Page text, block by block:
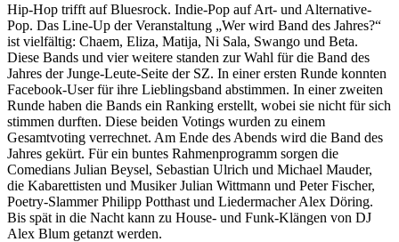
Hip-Hop trifft auf Bluesrock. Indie-Pop auf Art- und Alternative-
Pop. Das Line-Up der Veranstaltung „Wer wird Band des Jahres?“
ist vielfältig: Chaem, Eliza, Matija, Ni Sala, Swango und Beta.
Diese Bands und vier weitere standen zur Wahl für die Band des
Jahres der Junge-Leute-Seite der SZ. In einer ersten Runde konnten
Facebook-User für ihre Lieblingsband abstimmen. In einer zweiten
Runde haben die Bands ein Ranking erstellt, wobei sie nicht für sich
stimmen durften. Diese beiden Votings wurden zu einem
Gesamtvoting verrechnet. Am Ende des Abends wird die Band des
Jahres gekürt. Für ein buntes Rahmenprogramm sorgen die
Comedians Julian Beysel, Sebastian Ulrich und Michael Mauder,
die Kabarettisten und Musiker Julian Wittmann und Peter Fischer,
Poetry-Slammer Philipp Potthast und Liedermacher Alex Döring.
Bis spät in die Nacht kann zu House- und Funk-Klängen von DJ
Alex Blum getanzt werden.